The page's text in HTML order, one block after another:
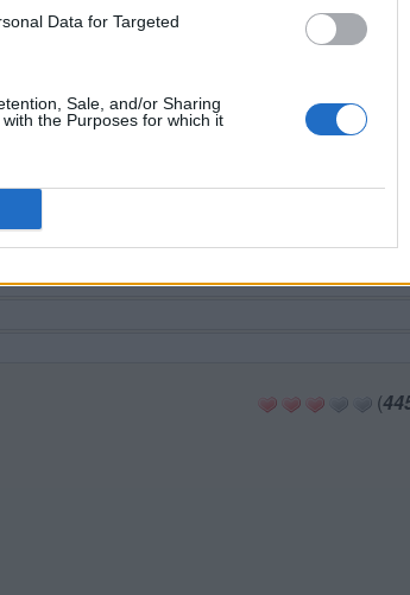
Data for Targeted
Sale, and/or Sharing
the Purposes for which it
(